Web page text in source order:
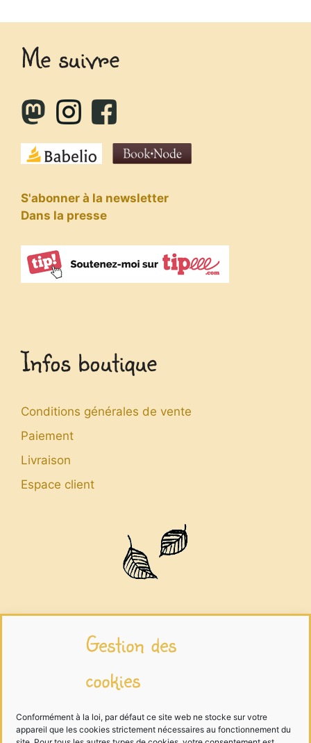
Gestion des
cookies
Conformément à la loi, par défaut ce site web ne stocke sur votre
appareil que les cookies strictement nécessaires au fonctionnement du
Me suivre
S'abonner à la newsletter
Dans la presse
Infos boutique
Conditions générales de vente
Paiement
Livraison
Espace client
Infos légales
Mentions légales
Traitement des données
Cookies